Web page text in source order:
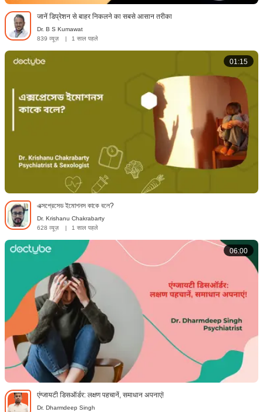
जानें डिप्रेशन से बाहर निकलने का सबसे आसान तरीका
Dr. B S Kumawat
839 व्यूज़
| 1 साल पहले
01:15
এক্সপ্রেসেড ইমোশনস কাকে বলে?
Dr. Krishanu Chakrabarty
628 व्यूज़
| 1 साल पहले
06:00
एंग्जायटी डिसऑर्डर: लक्षण पहचानें, समाधान अपनाएं!
Dr. Dharmdeep Singh